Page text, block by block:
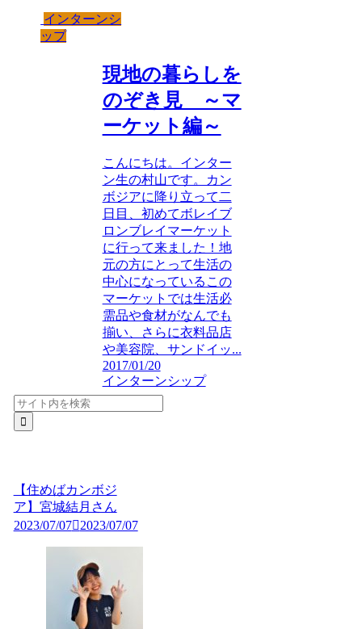
インターンシ
ップ
現地の暮らしを
のぞき見 ～マ
ーケット編～
こんにちは。インター
ン生の村山です。カン
ボジアに降り立って二
日目、初めてボレイブ
ロンブレイマーケット
に行って来ました！地
元の方にとって生活の
中心になっているこの
マーケットでは生活必
需品や食材がなんでも
揃い、さらに衣料品店
や美容院、サンドイッ...
2017/01/20
インターンシップ
【住めばカンボジ
ア】宮城結月さん
2023/07/07
2023/07/07